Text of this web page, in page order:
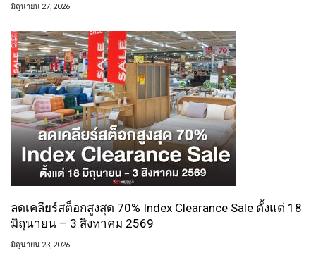
มิถุนายน 27, 2026
ลดเคลียร์สต็อกสูงสุด 70% Index Clearance Sale ตั้งแต่ 18
มิถุนายน – 3 สิงหาคม 2569
มิถุนายน 23, 2026